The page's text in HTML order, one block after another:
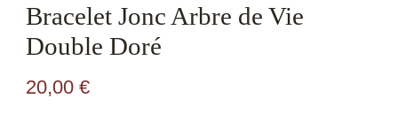
Bracelet Jonc Arbre de Vie
Double Doré
20,00 €